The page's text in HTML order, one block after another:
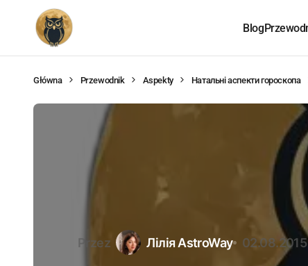
Blog
Główna Przewodnik Aspekty Натальні аспекти гороскопа
Przez Лілія AstroWay 02.08.2015